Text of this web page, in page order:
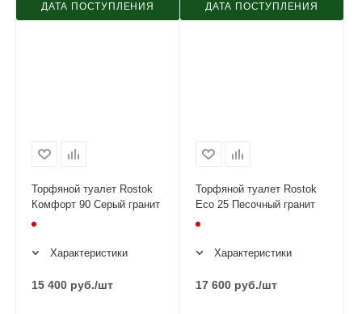
ДАТА ПОСТУПЛЕНИЯ ДАТА ПОСТУПЛЕНИЯ
Торфяной туалет Rostok
Комфорт 90 Серый гранит
Характеристики
15 400 руб./шт
Торфяной туалет Rostok
Eco 25 Песочный гранит
Характеристики
17 600 руб./шт